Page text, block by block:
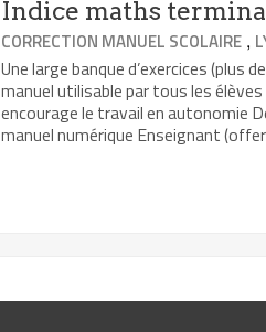
Indice maths
CORRECTION MANUEL SCOLAIRE ,
Une large banque d’exercices (plus
manuel utilisable par tous les
encourage le travail en autonomie
manuel numérique Enseignant